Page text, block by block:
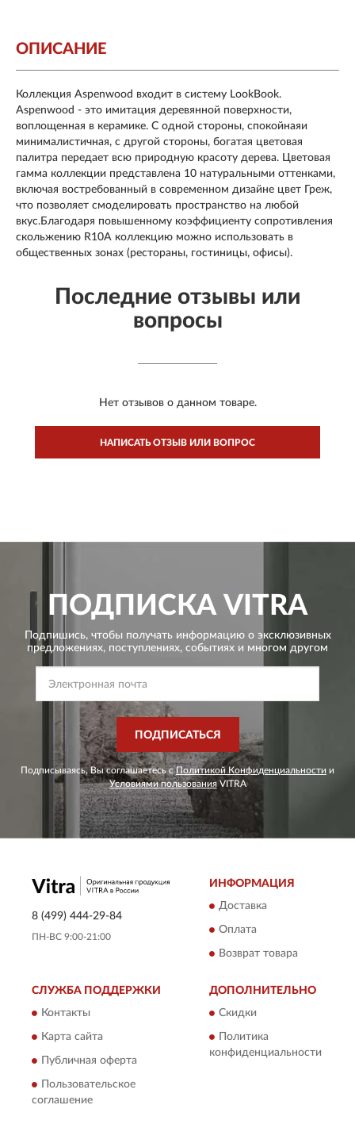
ОПИСАНИЕ
Коллекция Aspenwood входит в систему LookBook.
Aspenwood - это имитация деревянной поверхности,
воплощенная в керамике. С одной стороны, спокойнаяи
минималистичная, с другой стороны, богатая цветовая
палитра передает всю природную красоту дерева. Цветовая
гамма коллекции представлена 10 натуральными оттенками,
включая востребованный в современном дизайне цвет Греж,
что позволяет смоделировать пространство на любой
вкус.Благодаря повышенному коэффициенту сопротивления
скольжению R10A коллекцию можно использовать в
общественных зонах (рестораны, гостиницы, офисы).
Последние отзывы или
вопросы
Нет отзывов о данном товаре.
НАПИСАТЬ ОТЗЫВ ИЛИ ВОПРОС
ПОДПИСКА VITRA
Подпишись, чтобы получать информацию о эксклюзивных
предложениях, поступлениях, событиях и многом другом
ПОДПИСАТЬСЯ
Подписываясь, Вы соглашаетесь сПолитикой Конфиденциальности и
Условиями пользованияVITRA
8 (499) 444-29-84
ПН-ВС 9:00-21:00
ИНФОРМАЦИЯ
Доставка
Оплата
Возврат товара
СЛУЖБА ПОДДЕРЖКИ
Контакты
Карта сайта
Публичная оферта
Пользовательское
соглашение
ДОПОЛНИТЕЛЬНО
Скидки
Политика
конфиденциальности